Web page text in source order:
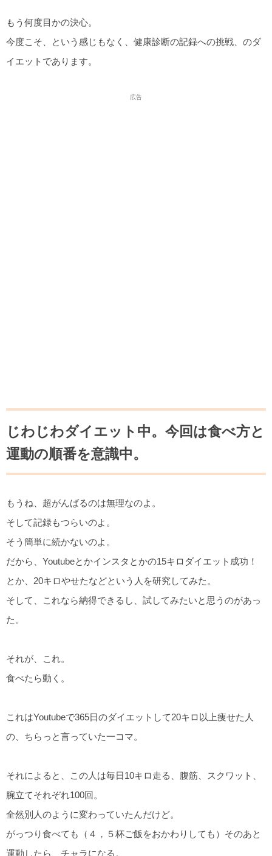
もう何度目かの決心。
今度こそ、という感じもなく、健康診断の記録への挑戦、のダ
イエットであります。
広告
じわじわダイエット中。今回は食べ方と
運動の順番を意識中。
もうね、超がんばるのは無理なのよ。
そして記録もつらいのよ。
そう簡単に続かないのよ。
だから、Youtubeとかインスタとかの15キロダイエット成功！
とか、20キロやせたなどという人を研究してみた。
そして、これなら納得できるし、試してみたいと思うのがあっ
た。
それが、これ。
食べたら動く。
これはYoutubeで365日のダイエットして20キロ以上痩せた人
の、ちらっと言っていた一コマ。
それによると、この人は毎日10キロ走る、腹筋、スクワット、
腕立てそれぞれ100回。
全然別人のように変わっていたんだけど。
がっつり食べても（４，５杯ご飯をおかわりしても）そのあと
運動したら、チャラになる。